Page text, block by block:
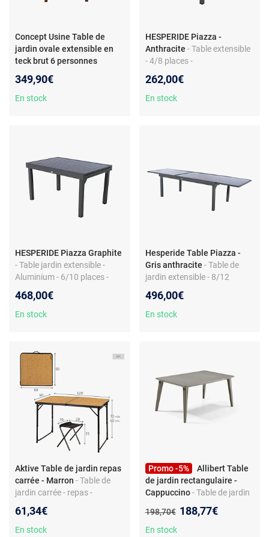
Concept Usine Table de
jardin ovale extensible en
teck brut 6 personnes
ovale - Teck massif - 6 à 8
places - Rallonge papillon
349,90€
En stock
HESPERIDE Piazza -
Anthracite - Table extensible
- 4/8 places -
180x90x75 cm
262,00€
En stock
HESPERIDE Piazza Graphite
- Table jardin extensible -
Aluminium - 6/10 places -
468,00€
En stock
Hesperide Table Piazza -
Gris anthracite - Table de
jardin extensible - 8/12
320x100x75 cm
496,00€
En stock
Aktive Table de jardin repas
carrée - Marron - Table de
jardin carrée - repas -
à 4 personnes
61,34€
En stock
Promo -5%
Allibert Table
de jardin rectangulaire -
Cappuccino - Table de jardin
- non extensible - coloris
cappuccino
Ancien prix :
198,70€ Nouveau prix :
188,77€
En stock